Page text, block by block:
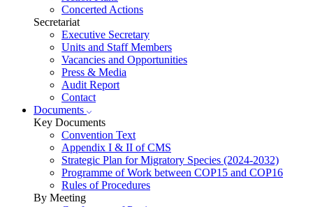
Concerted Actions
Secretariat
Executive Secretary
Units and Staff Members
Vacancies and Opportunities
Press & Media
Audit Report
Contact
Documents
Key Documents
Convention Text
Appendix I & II of CMS
Strategic Plan for Migratory Species (2024-2032)
Programme of Work between COP15 and COP16
Rules of Procedures
By Meeting